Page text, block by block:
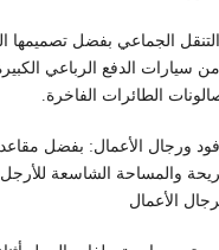
الجماعي بفضل تصميمها
سيارات الدفع الرباعي
الطائرات الفاخرة.
ورجال الأعمال: بفضل
والمساحة الشاسعة
الأعمال